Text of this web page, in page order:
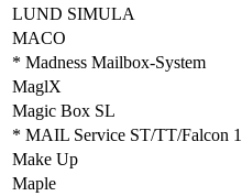
LUND SIMULA
MACO
* Madness Mailbox-System
MaglX
Magic Box SL
* MAIL Service ST/TT/Falcon
Make Up
Maple